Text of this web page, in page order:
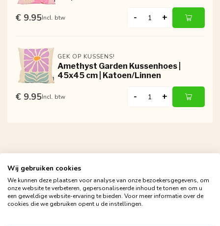
€ 9.95Incl. btw - +
GEK OP KUSSENS!
Amethyst Garden Kussenhoes |
45x45 cm | Katoen/Linnen
€ 9.95Incl. btw - +
Gratis verzending vanaf €24,95
Snelle en betrouwbare bezorging met PostNL
Wij gebruiken cookies
We kunnen deze plaatsen voor analyse van onze bezoekersgegevens, om
onze website te verbeteren, gepersonaliseerde inhoud te tonen en om u
een geweldige website-ervaring te bieden. Voor meer informatie over de
cookies die we gebruiken opent u de instellingen.